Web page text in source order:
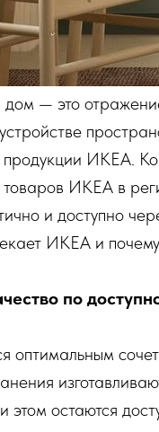
— это
продукции ИКЕА.
товаров ИКЕА в
и доступно
ИКЕА и
по
оптимальным
этом остаются